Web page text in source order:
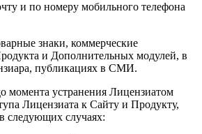
и по номеру мобильного телефона
знаки, коммерческие
и Дополнительных модулей, в
публикациях в СМИ.
момента устранения Лицензиатом
Лицензиата к Сайту и Продукту,
следующих случаях: